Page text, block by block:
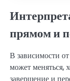
прямом и
В зависимости
может меняться,
завершение и